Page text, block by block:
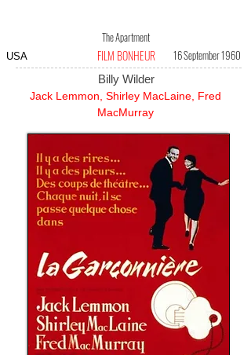
The Apartment
USA FILM BONHEUR 16 September 1960
Billy Wilder
Jack Lemmon, Shirley MacLaine, Fred
MacMurray